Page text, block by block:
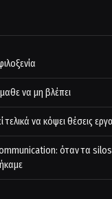
να μη βλέπει
να κόψει θέσεις
όταν τα